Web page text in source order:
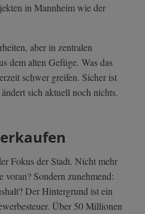
in Mannheim wie der
aber in zentralen
dem alten Gefüge. Was das
schwer greifen. Sicher ist
sich aktuell noch nichts.
Fokus der Stadt. Nicht mehr
Sondern zunehmend:
Der Hintergrund ist ein
Über 50 Millionen